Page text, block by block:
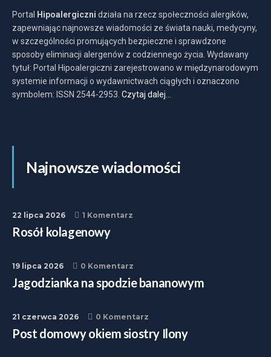
Portal Hipoalergiczni działa na rzecz społeczności alergików,
zapewniając najnowsze wiadomości ze świata nauki, medycyny,
w szczególności promujących bezpieczne i sprawdzone
sposoby eliminacji alergenów z codziennego życia. Wydawany
tytuł: Portal Hipoalergiczni zarejestrowano w międzynarodowym
systemie informacji o wydawnictwach ciągłych i oznaczono
symbolem: ISSN 2544-2953. Czytaj dalej…
Najnowsze wiadomości
22 lipca 2026 1 Komentarz
Rosół kolagenowy
19 lipca 2026 0 Komentarz
Jagodzianka na spodzie bananowym
21 czerwca 2026 0 Komentarz
Post domowy okiem siostry Ilony